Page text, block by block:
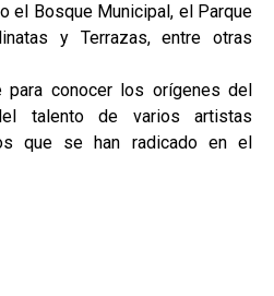
el Bosque Municipal, el Parque
y Terrazas, entre otras
para conocer los orígenes del
talento de varios artistas
que se han radicado en el